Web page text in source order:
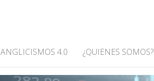
ANGLICISMOS 4.0 ¿QUIENES SOMOS?